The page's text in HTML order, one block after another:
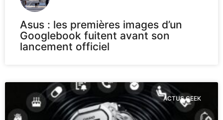
Asus : les premières images d’un
Googlebook fuitent avant son
lancement officiel
ACTUS GEEK